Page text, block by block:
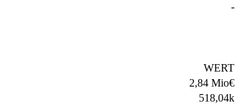
-
WERT
2,84 Mio€
518,04k